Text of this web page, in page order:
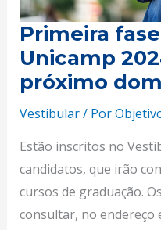
Primeira
Unicamp
próximo
Vestibular/ Por
Estão inscritos no
candidatos, que irão
cursos de graduação.
consultar, no endereço
domingo
(29)